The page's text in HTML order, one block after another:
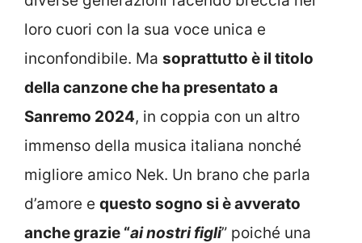
loro cuori con la sua voce unica e
inconfondibile. Ma soprattutto è il titolo
della canzone che ha presentato a
Sanremo 2024, in coppia con un altro
immenso della musica italiana nonché
migliore amico Nek. Un brano che parla
d’amore e questo sogno si è avverato
anche grazie “ai nostri figli” poiché una